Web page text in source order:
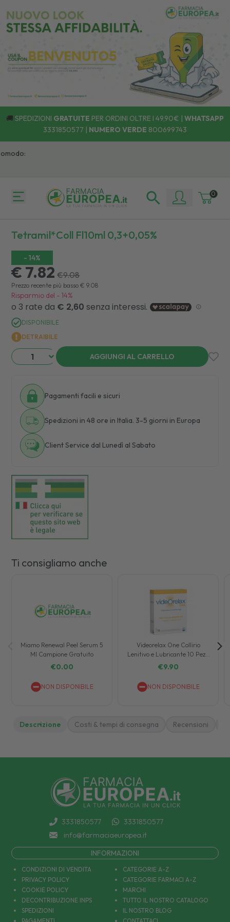
🚚 SPEDIZIONI GRATUITE PER ORDINI OLTRE I 49,90€ | WHATSAPP
3331850577 | NUMERO VERDE 800699743
0
Tetramil*coll Fl10ml 0,3+0,05%
- 14%
€ 7.82 €9.08
Prezzo recente più basso € 9.08
Risparmio del - 14%
DISPONIBILE
DETRAIBILE
AGGIUNGI AL CARRELLO
Pagamenti facili e sicuri
Spedizioni in 48 ore in Italia. 3-5 giorni in Europa
Client Service dal Lunedì al Sabato
Ti consigliamo anche
Miamo Renewal Peel Serum 5
Ml Campione Gratuito
€0.00
NON DISPONIBILE
Videorelax One Collirio
Lenitivo e Lubricante 10 Pezzi
da 0,5 ml
€9.90
NON DISPONIBILE
Descrizione Costi & tempi di consegna Recensioni
3331850577
3331850577
info@farmaciaeuropea.it
INFORMAZIONI
CONDIZIONI DI VENDITA
PRIVACY POLICY
COOKIE POLICY
DECONTRIBUZIONE INPS
SPEDIZIONI
CATEGORIE A-Z
CATEGORIE FARMACI A-Z
MARCHI
TUTTO IL NOSTRO CATALOGO
IL NOSTRO BLOG